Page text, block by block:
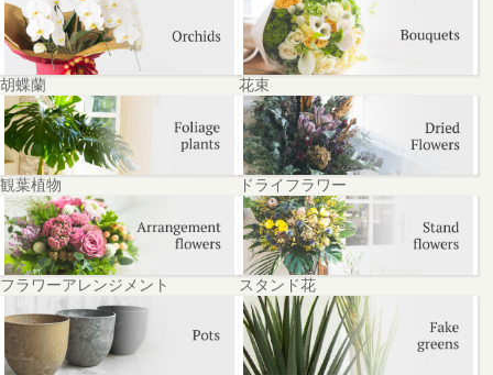
胡蝶蘭 花束
観葉植物 ドライフラワー
フラワーアレンジメント スタンド花